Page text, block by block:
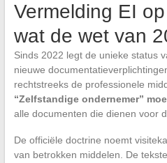
Vermelding EI
wat de wet van
Sinds 2022 legt de unieke status
nieuwe
rechtstreeks de professionele
“Zelfstandige ondernemer”
alle documenten die dienen voor
De officiële doctrine noemt
van betrokken middelen. De